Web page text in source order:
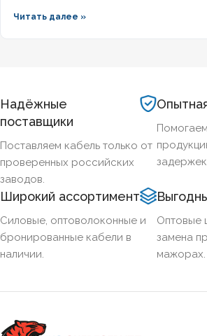
задымлении или массовым ложным
Читать далее »
Надёжные
поставщики
Поставляем кабель только от
проверенных российских
заводов.
Широкий ассортимент
Силовые, оптоволоконные и
бронированные кабели в
наличии.
Оптовые
замена
мажорах.